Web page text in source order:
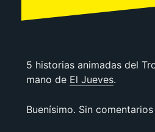
5 historias animadas del
mano de El Jueves.
Buenísimo. Sin comentarios